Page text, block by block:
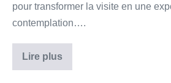
pour transformer la visite en une
contemplation….
Lire plus